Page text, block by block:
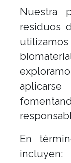
Nuestra
residuos
En
incluyen: